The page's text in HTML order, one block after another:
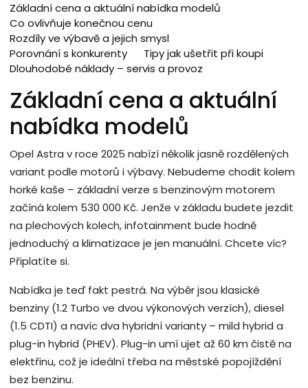
Základní cena a aktuální nabídka modelů
Co ovlivňuje konečnou cenu
Rozdíly ve výbavě a jejich smysl
Porovnání s konkurenty
Tipy jak ušetřit při koupi
Dlouhodobé náklady – servis a provoz
Základní cena a aktuální
nabídka modelů
Opel Astra v roce 2025 nabízí několik jasně rozdělených
variant podle motorů i výbavy. Nebudeme chodit kolem
horké kaše – základní verze s benzinovým motorem
začíná kolem 530 000 Kč. Jenže v základu budete jezdit
na plechových kolech, infotainment bude hodně
jednoduchý a klimatizace je jen manuální. Chcete víc?
Připlatíte si.
Nabídka je teď fakt pestrá. Na výběr jsou klasické
benziny (1.2 Turbo ve dvou výkonových verzích), diesel
(1.5 CDTI) a navíc dva hybridní varianty – mild hybrid a
plug-in hybrid (PHEV). Plug-in umí ujet až 60 km čistě na
elektřinu, což je ideální třeba na městské popojíždění
bez benzinu.